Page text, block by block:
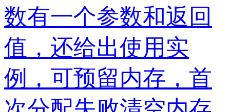
数有一个参数和返回
值，还给出使用实
例，可预留内存，首